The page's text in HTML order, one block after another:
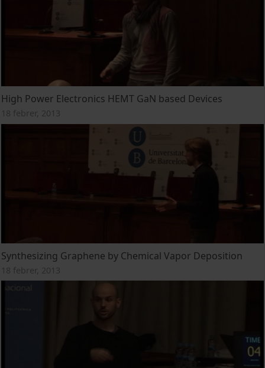
High Power Electronics HEMT GaN based Devices
18 febrer, 2013
Synthesizing Graphene by Chemical Vapor Deposition
18 febrer, 2013